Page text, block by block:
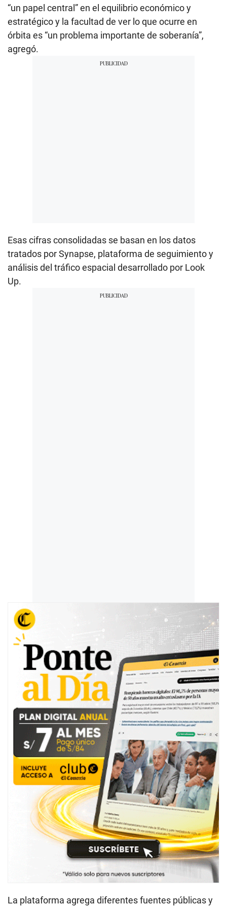
“un papel central” en el equilibrio económico y
estratégico y la facultad de ver lo que ocurre en
órbita es “un problema importante de soberanía”,
agregó.
Esas cifras consolidadas se basan en los datos
tratados por Synapse, plataforma de seguimiento y
análisis del tráfico espacial desarrollado por Look
Up.
La plataforma agrega diferentes fuentes públicas y